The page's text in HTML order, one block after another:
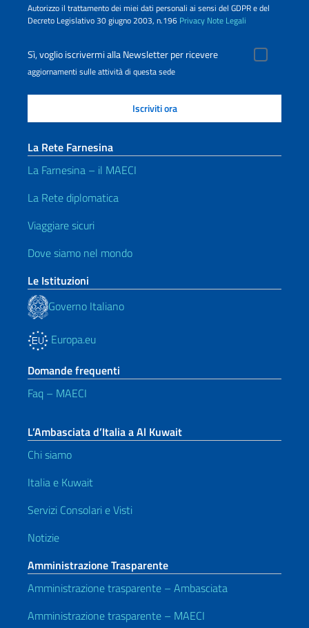
Autorizzo il trattamento dei miei dati personali ai sensi del GDPR e del
Decreto Legislativo 30 giugno 2003, n.196 Privacy Note Legali
Sì, voglio iscrivermi alla Newsletter per ricevere
aggiornamenti sulle attività di questa sede
La Rete Farnesina
La Farnesina – il MAECI
La Rete diplomatica
Viaggiare sicuri
Dove siamo nel mondo
Le Istituzioni
Governo Italiano
Europa.eu
Domande frequenti
Faq – MAECI
L’Ambasciata d’Italia a Al Kuwait
Chi siamo
Italia e Kuwait
Servizi Consolari e Visti
Notizie
Amministrazione Trasparente
Amministrazione trasparente – Ambasciata
Amministrazione trasparente – MAECI